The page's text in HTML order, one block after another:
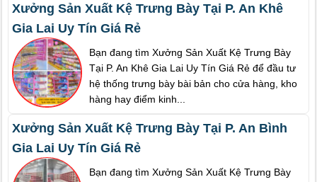
Xưởng Sản Xuất Kệ Trưng Bày Tại P. An Khê
Gia Lai Uy Tín Giá Rẻ
Bạn đang tìm Xưởng Sản Xuất Kệ Trưng Bày
Tại P. An Khê Gia Lai Uy Tín Giá Rẻ để đầu tư
hệ thống trưng bày bài bản cho cửa hàng, kho
hàng hay điểm kinh...
Xưởng Sản Xuất Kệ Trưng Bày Tại P. An Bình
Gia Lai Uy Tín Giá Rẻ
Bạn đang tìm Xưởng Sản Xuất Kệ Trưng Bày